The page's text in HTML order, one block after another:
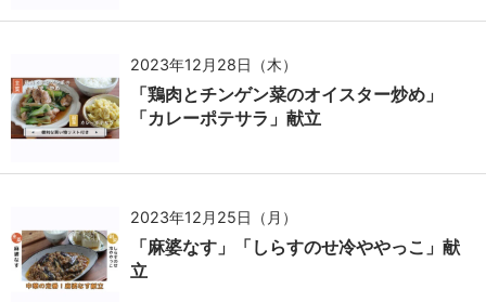
2023年12月28日（木）
「鶏肉とチンゲン菜のオイスター炒め」
「カレーポテサラ」献立
2023年12月25日（月）
「麻婆なす」「しらすのせ冷ややっこ」献
立